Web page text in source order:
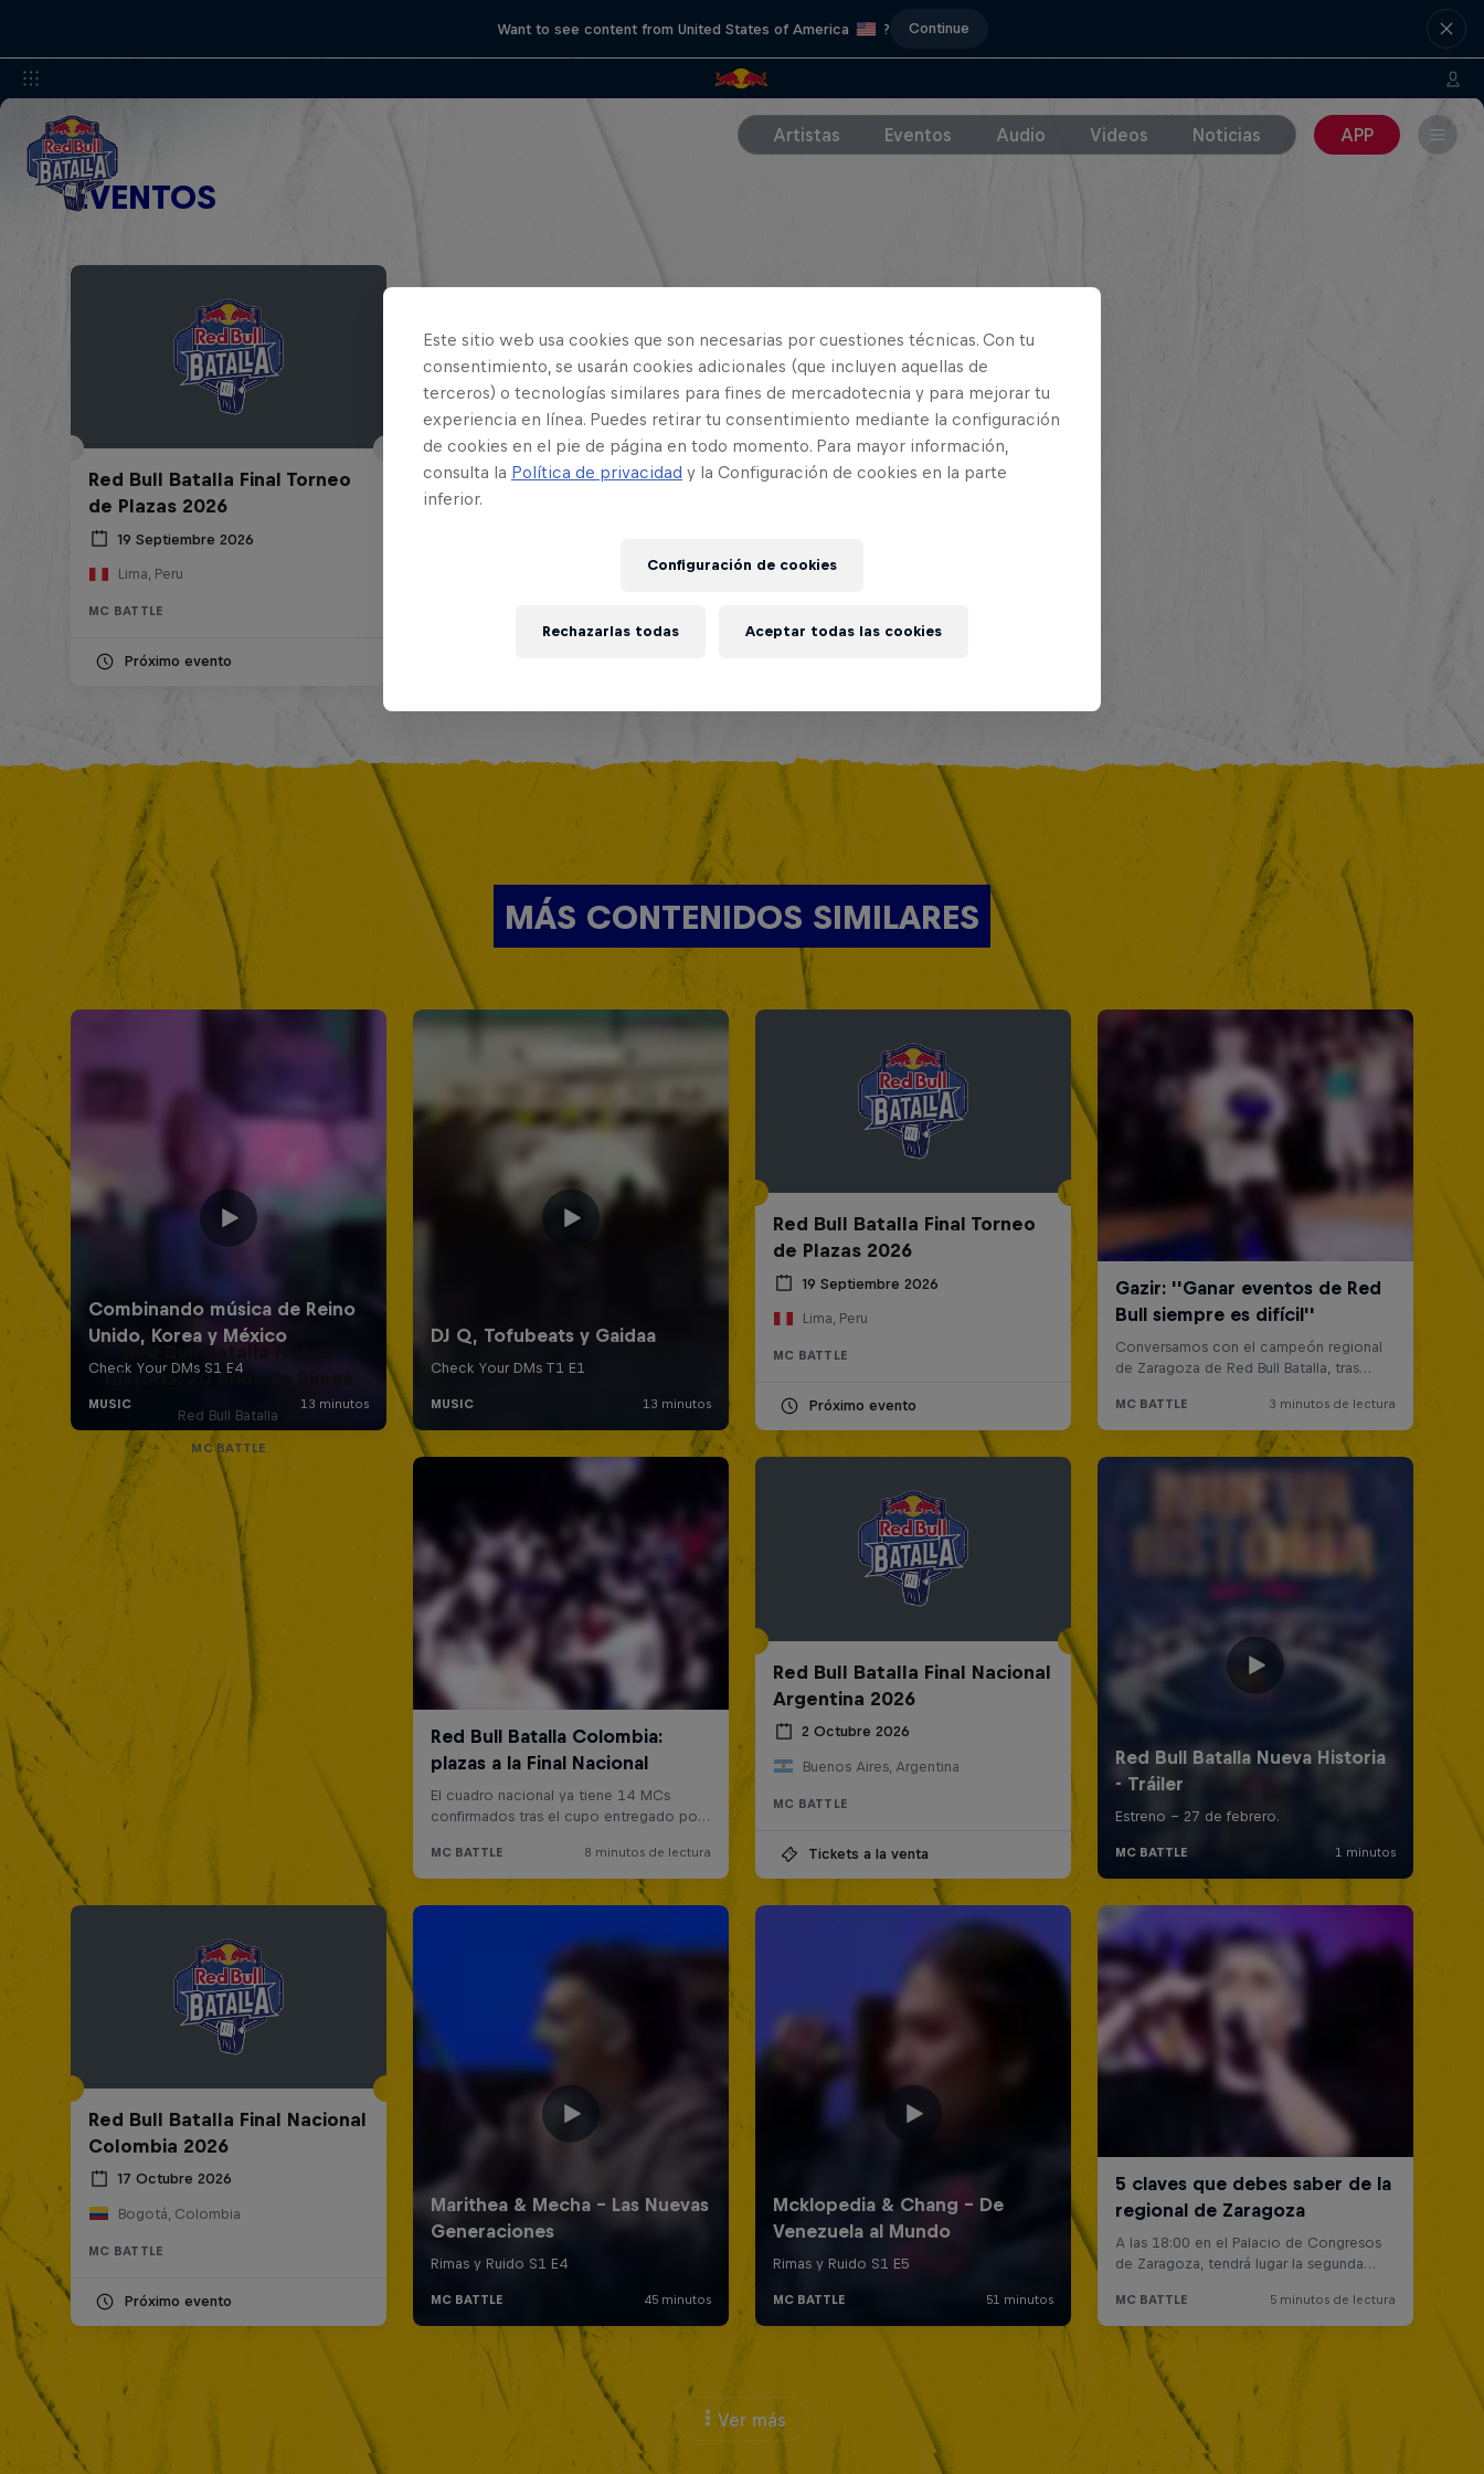
Want to see content from United States of America ? Continue
Artistas Eventos Audio Videos Noticias APP
EVENTOS
Red Bull Batalla Final Torneo
de Plazas 2026
19 Septiembre 2026
Lima, Peru
MC BATTLE
Próximo evento
MÁS CONTENIDOS SIMILARES
Red Bull Batalla Final Torneo
de Plazas 2026
19 Septiembre 2026
Lima, Peru
MC BATTLE
Próximo evento
Red Bull Batalla Nueva
Historia: 20 Años de Rimas
Red Bull Batalla
MC BATTLE
Red Bull Batalla Final Nacional
Argentina 2026
2 Octubre 2026
Buenos Aires, Argentina
MC BATTLE
Tickets a la venta
Red Bull Batalla Final Nacional
Colombia 2026
17 Octubre 2026
Bogotá, Colombia
MC BATTLE
Próximo evento
Ver más
Este sitio web usa cookies que son necesarias por cuestiones técnicas. Con tu
consentimiento, se usarán cookies adicionales (que incluyen aquellas de
terceros) o tecnologías similares para fines de mercadotecnia y para mejorar tu
experiencia en línea. Puedes retirar tu consentimiento mediante la configuración
de cookies en el pie de página en todo momento. Para mayor información,
consulta la Política de privacidad y la Configuración de cookies en la parte
inferior.
Configuración de cookies
Rechazarlas todas Aceptar todas las cookies